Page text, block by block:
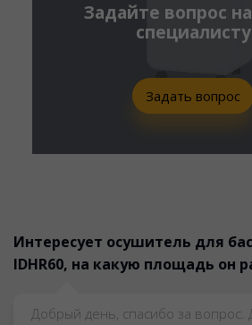
Задайте вопрос
специалисту
Задать вопрос
Интересует осушитель для
IDHR60, на какую площадь он
Добрый день, спасибо за